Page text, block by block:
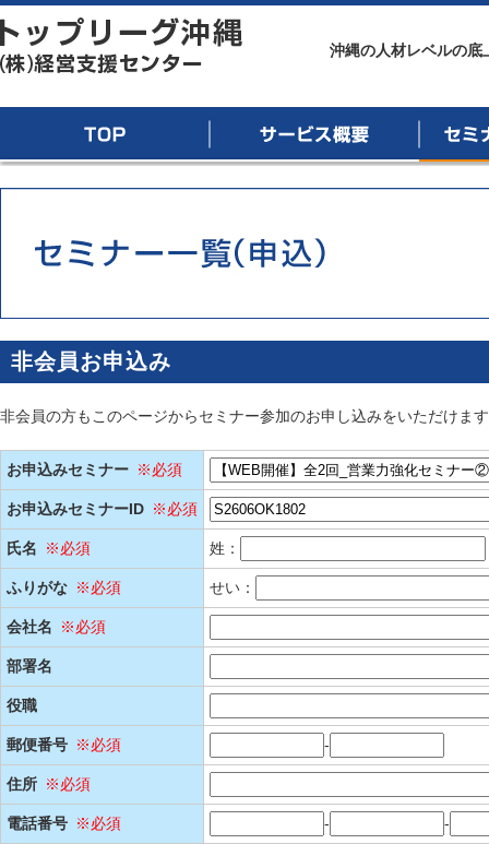
沖縄の人材レベルの底
非会員お申込み
非会員の方もこのページからセミナー参加のお申し込みをいただけま
お申込みセミナー ※必須
お申込みセミナーID ※必須
氏名 ※必須 姓：
ふりがな ※必須 せい：
会社名 ※必須
部署名
役職
郵便番号 ※必須 -
住所 ※必須
電話番号 ※必須 - -